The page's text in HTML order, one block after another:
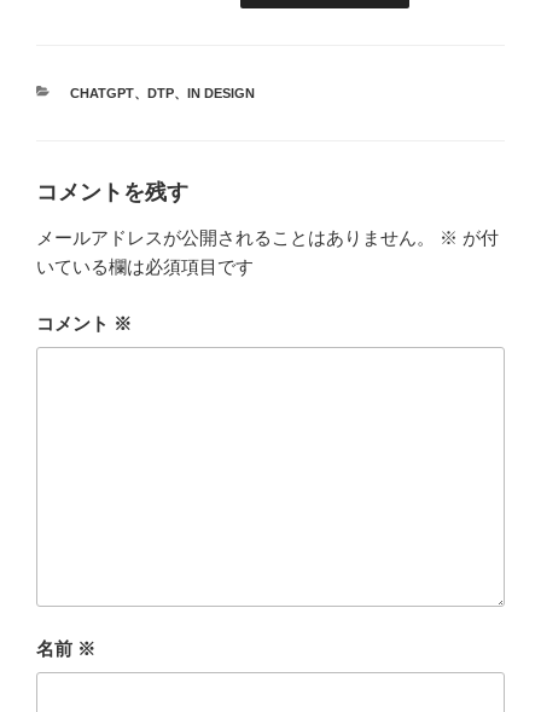
カ
CHATGPT、 DTP、 IN DESIGN
コメントを残す
メールアドレスが公開されることはありません。 ※ が付
いている欄は必須項目です
コメント ※
名前 ※